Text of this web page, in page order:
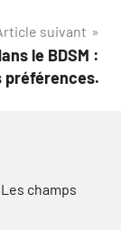
suivant
le BDSM :
préférences.
Les champs